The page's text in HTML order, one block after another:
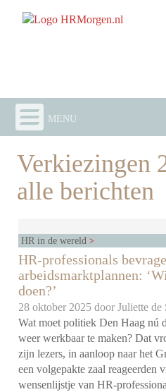
menu
Verkiezingen
alle berichten
HR in de wereld
HR-professionals
arbeidsmarktplannen:
doen?’
28 oktober 2025 doorJuliette de
Wat moet politiek Den Haag nú
weer werkbaar te maken? Dat
zijn lezers, in aanloop naar het
een volgepakte zaal reageerden
wensenlijstje van HR-